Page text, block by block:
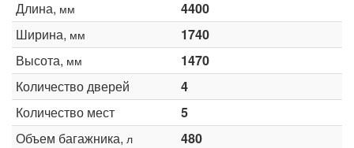
Длина, мм
4400
Ширина, мм
1740
Высота, мм
1470
Количество дверей
4
Количество мест
5
Объем багажника, л
480